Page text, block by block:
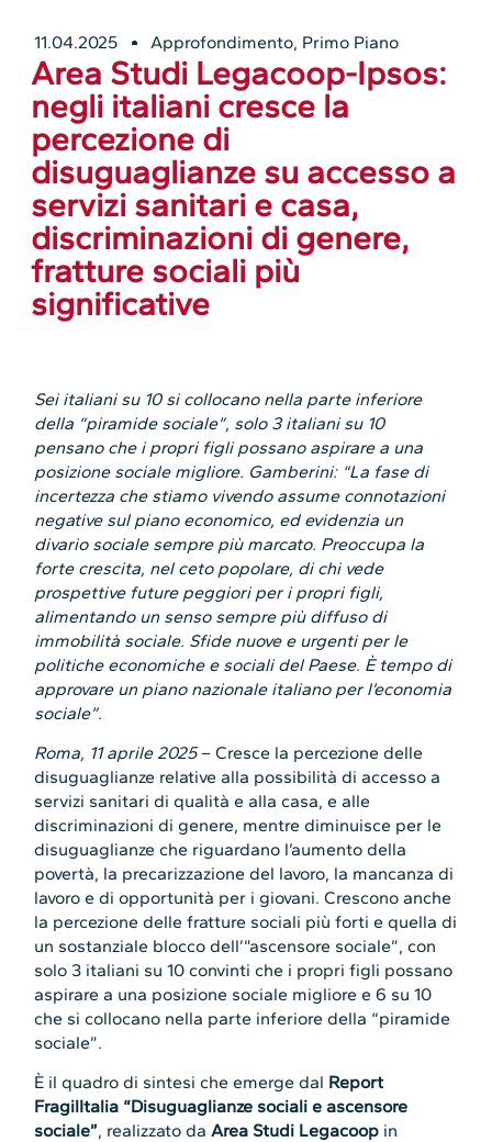
11.04.2025 Approfondimento, Primo Piano
Area Studi Legacoop-Ipsos:
negli italiani cresce la
percezione di
disuguaglianze su accesso a
servizi sanitari e casa,
discriminazioni di genere,
fratture sociali più
significative
Sei italiani su 10 si collocano nella parte inferiore
della “piramide sociale”, solo 3 italiani su 10
pensano che i propri figli possano aspirare a una
posizione sociale migliore. Gamberini: “La fase di
incertezza che stiamo vivendo assume connotazioni
negative sul piano economico, ed evidenzia un
divario sociale sempre più marcato. Preoccupa la
forte crescita, nel ceto popolare, di chi vede
prospettive future peggiori per i propri figli,
alimentando un senso sempre più diffuso di
immobilità sociale. Sfide nuove e urgenti per le
politiche economiche e sociali del Paese. È tempo di
approvare un piano nazionale italiano per l’economia
sociale”.
Roma, 11 aprile 2025– Cresce la percezione delle
disuguaglianze relative alla possibilità di accesso a
servizi sanitari di qualità e alla casa, e alle
discriminazioni di genere, mentre diminuisce per le
disuguaglianze che riguardano l’aumento della
povertà, la precarizzazione del lavoro, la mancanza di
lavoro e di opportunità per i giovani. Crescono anche
la percezione delle fratture sociali più forti e quella di
un sostanziale blocco dell’”ascensore sociale”, con
solo 3 italiani su 10 convinti che i propri figli possano
aspirare a una posizione sociale migliore e 6 su 10
che si collocano nella parte inferiore della “piramide
sociale”.
È il quadro di sintesi che emerge dal Report
FragilItalia “Disuguaglianze sociali e ascensore
sociale”, realizzato daArea Studi Legacoop in